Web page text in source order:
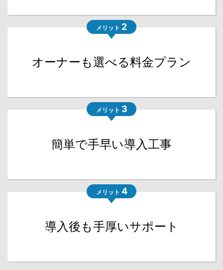
メリット 2
オーナーも選べる料金プラン
メリット 3
簡単で手早い導入工事
メリット 4
導入後も手厚いサポート